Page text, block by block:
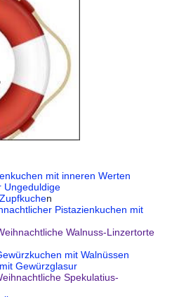
mit inneren Werten
Ungeduldige
n
Pistazienkuchen mit
Walnuss-Linzertorte
mit Walnüssen
Gewürzglasur
Spekulatius-